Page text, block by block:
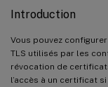
Introduction
Vous pouvez
TLS utilisés par les
révocation de
l’accès à un certificat si